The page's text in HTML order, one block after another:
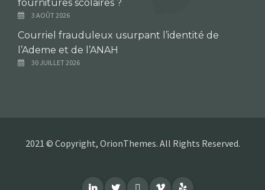
fournitures scolaires ?
3 AOÛT 2026
Courriel frauduleux usurpant l’identité de
l’Ademe et de l’ANAH
30 JUILLET 2026
2021 © Copyright, OrionThemes. All Rights Reserved.